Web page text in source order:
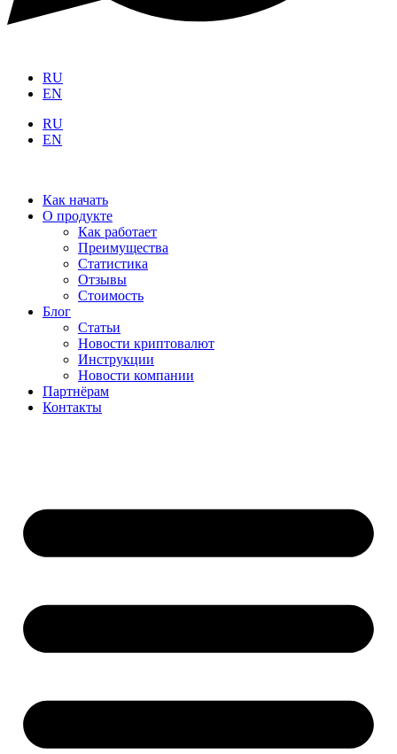
RU
EN
RU
EN
Как начать
О продукте
Как работает
Преимущества
Статистика
Отзывы
Стоимость
Блог
Статьи
Новости криптовалют
Инструкции
Новости компании
Партнёрам
Контакты